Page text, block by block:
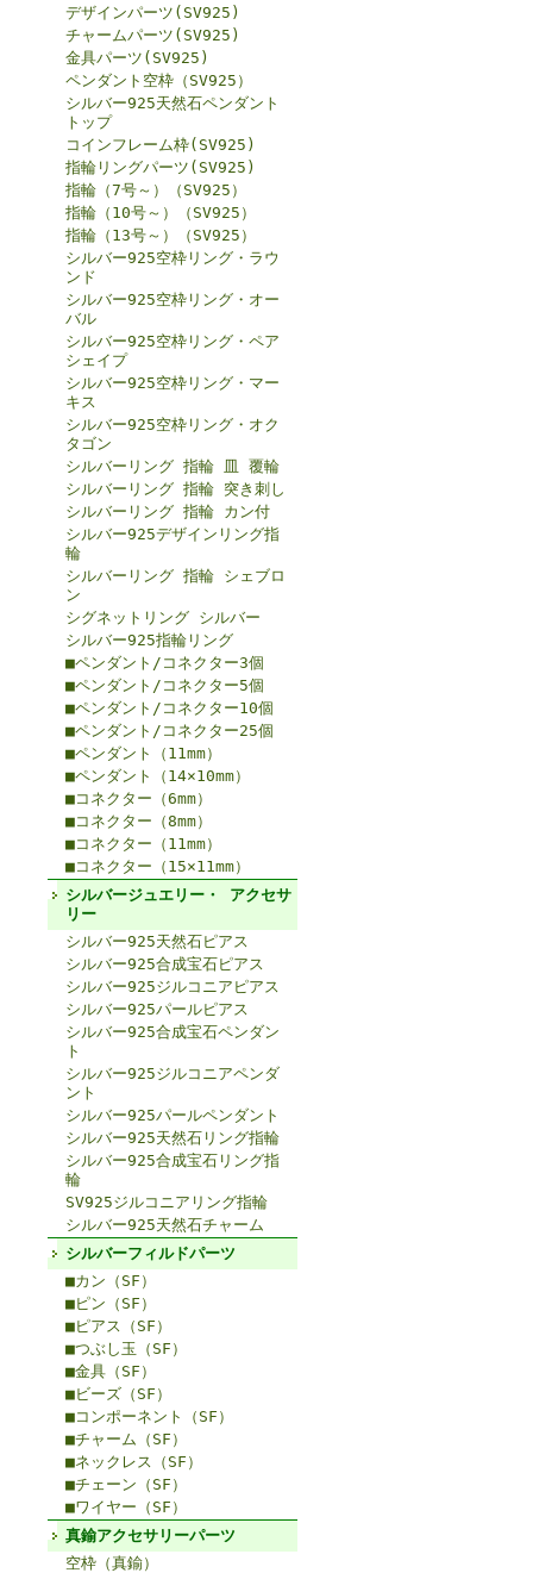
デザインパーツ(SV925)
チャームパーツ(SV925)
金具パーツ(SV925)
ペンダント空枠（SV925）
シルバー925天然石ペンダント
トップ
コインフレーム枠(SV925)
指輪リングパーツ(SV925)
指輪（7号～）（SV925）
指輪（10号～）（SV925）
指輪（13号～）（SV925）
シルバー925空枠リング・ラウ
ンド
シルバー925空枠リング・オー
バル
シルバー925空枠リング・ペア
シェイプ
シルバー925空枠リング・マー
キス
シルバー925空枠リング・オク
タゴン
シルバーリング 指輪 皿 覆輪
シルバーリング 指輪 突き刺し
シルバーリング 指輪 カン付
シルバー925デザインリング指
輪
シルバーリング 指輪 シェブロ
ン
シグネットリング シルバー
シルバー925指輪リング
■ペンダント/コネクター3個
■ペンダント/コネクター5個
■ペンダント/コネクター10個
■ペンダント/コネクター25個
■ペンダント（11mm）
■ペンダント（14×10mm）
■コネクター（6mm）
■コネクター（8mm）
■コネクター（11mm）
■コネクター（15×11mm）
シルバージュエリー・ アクセサ
リー
シルバー925天然石ピアス
シルバー925合成宝石ピアス
シルバー925ジルコニアピアス
シルバー925パールピアス
シルバー925合成宝石ペンダン
ト
シルバー925ジルコニアペンダ
ント
シルバー925パールペンダント
シルバー925天然石リング指輪
シルバー925合成宝石リング指
輪
SV925ジルコニアリング指輪
シルバー925天然石チャーム
シルバーフィルドパーツ
■カン（SF）
■ピン（SF）
■ピアス（SF）
■つぶし玉（SF）
■金具（SF）
■ビーズ（SF）
■コンポーネント（SF）
■チャーム（SF）
■ネックレス（SF）
■チェーン（SF）
■ワイヤー（SF）
真鍮アクセサリーパーツ
空枠（真鍮）